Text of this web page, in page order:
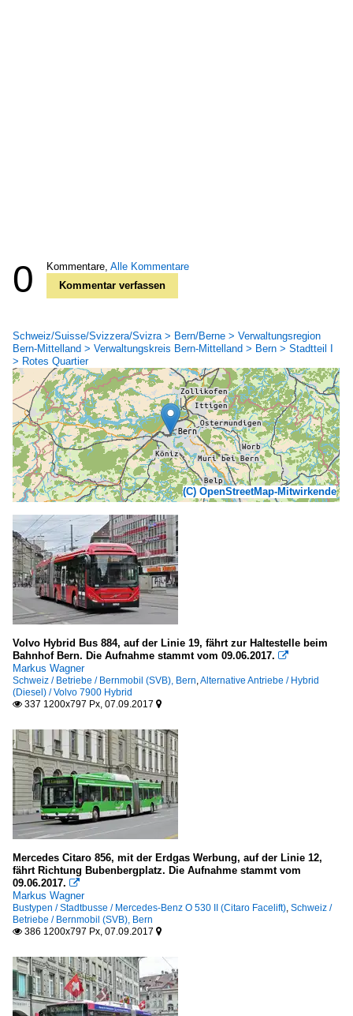
0 Kommentare, Alle Kommentare
Kommentar verfassen
Schweiz/Suisse/Svizzera/Svizra > Bern/Berne > Verwaltungsregion
Bern-Mittelland > Verwaltungskreis Bern-Mittelland > Bern > Stadtteil I
> Rotes Quartier
(C) OpenStreetMap-Mitwirkende
Volvo Hybrid Bus 884, auf der Linie 19, fährt zur Haltestelle beim
Bahnhof Bern. Die Aufnahme stammt vom 09.06.2017. 
Markus Wagner
Schweiz / Betriebe / Bernmobil (SVB), Bern Alternative Antriebe / Hybrid
(Diesel) / Volvo 7900 Hybrid
 337 1200x797 Px, 07.09.2017 
Mercedes Citaro 856, mit der Erdgas Werbung, auf der Linie 12,
fährt Richtung Bubenbergplatz. Die Aufnahme stammt vom
09.06.2017. 
Markus Wagner
Bustypen / Stadtbusse / Mercedes-Benz O 530 II (Citaro Facelift) Schweiz /
Betriebe / Bernmobil (SVB), Bern
 386 1200x797 Px, 07.09.2017 